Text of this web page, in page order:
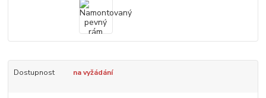
Dostupnost na vyžádání